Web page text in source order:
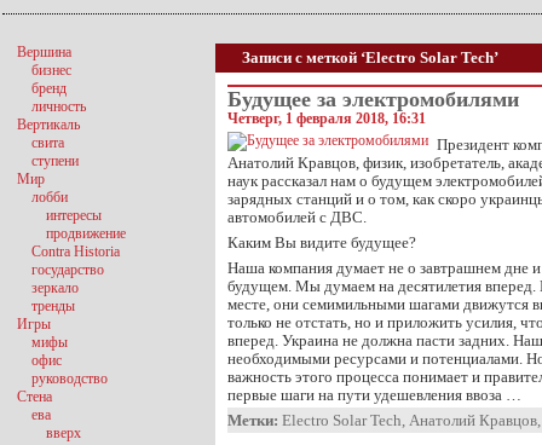
Записи с меткой ‘Electro Solar Tech’
Будущее за электромобилями
Четверг, 1 февраля 2018, 16:31
Президент
Анатолий Кравцов, физик, изобретатель,
наук рассказал нам о будущем
зарядных станций и о том, как скоро
автомобилей с ДВС.
Каким Вы видите будущее?
Наша компания думает не о завтрашнем дне
будущем. Мы думаем на десятилетия вперед.
месте, они семимильными шагами движутся
только не отстать, но и приложить усилия,
вперед. Украина не должна пасти задних.
необходимыми ресурсами и потенциалами.
важность этого процесса понимает и
первые шаги на пути удешевления ввоза …
Метки: Electro Solar Tech, Анатолий Кравцов
Вершина
бизнес
бренд
личность
Вертикаль
свита
ступени
Мир
лобби
интересы
продвижение
Contra Historia
государство
зеркало
тренды
Игры
мифы
офис
руководство
Стена
ева
вверх